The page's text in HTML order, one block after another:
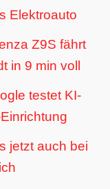
Elektroauto
Z9S fährt
in 9 min voll
testet KI-
jetzt auch bei